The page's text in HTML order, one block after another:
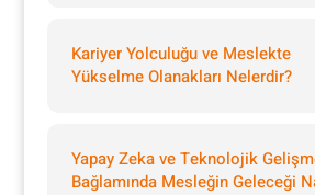
Kariyer Yolculuğu ve Meslekte
Yükselme Olanakları Nelerdir?
Yapay Zeka ve Teknolojik
Bağlamında Mesleğin Geleceği